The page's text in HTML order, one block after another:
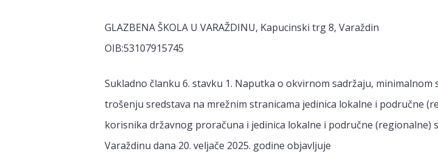
GLAZBENA ŠKOLA U VARAŽDINU, Kapucinski trg 8, Varaždin
OIB:53107915745
Sukladno članku 6. stavku 1. Naputka o okvirnom sadržaju,
trošenju sredstava na mrežnim stranicama jedinica lokalne i područne
korisnika državnog proračuna i jedinica lokalne i područne (regionalne)
Varaždinu dana 20. veljače 2025. godine objavljuje